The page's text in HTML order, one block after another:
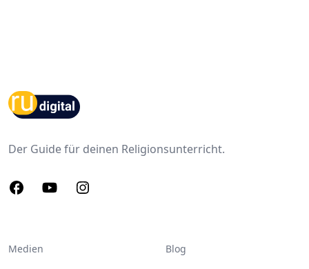
Footer
Der Guide für deinen Religionsunterricht.
FacebookYoutubeInstagram
Medien Blog